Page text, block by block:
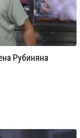
Рубиняна